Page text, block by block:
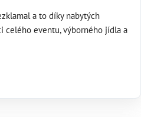
a to díky nabytých
celého eventu, výborného jídla a